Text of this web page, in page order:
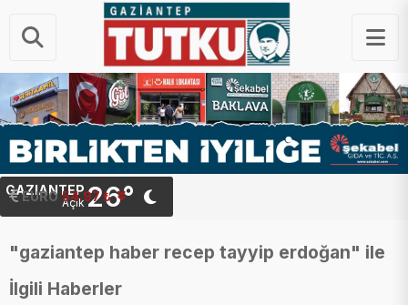
EURO 54.97 ₺
STERLIN 64.20 ₺
GAZIANTEP
Açık26°
"gaziantep haber recep tayyip erdoğan" ile
İlgili Haberler